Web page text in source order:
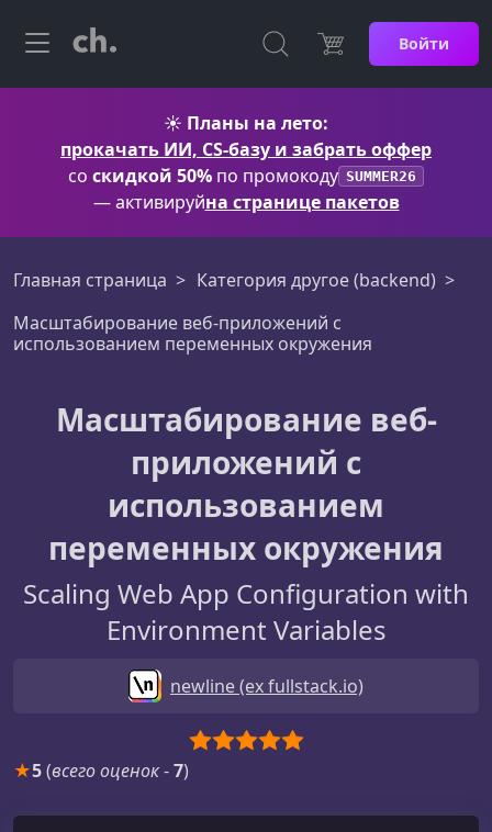
Войти
☀️ Планы на лето:
прокачать ИИ, CS-базу и забрать оффер
со скидкой 50% по промокоду SUMMER26
— активируйна странице пакетов
Главная страница
Категория другое (backend)
Масштабирование веб-приложений с
использованием переменных окружения
Масштабирование веб-
приложений с
использованием
переменных окружения
Scaling Web App Configuration with
Environment Variables
newline (ex fullstack.io)
★5(всего оценок-7)